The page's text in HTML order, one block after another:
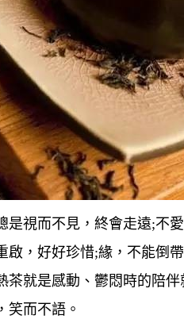
是視而不見，終會走遠;不
啟，好好珍惜;緣，不能倒
茶就是感動、鬱悶時的陪伴
笑而不語。